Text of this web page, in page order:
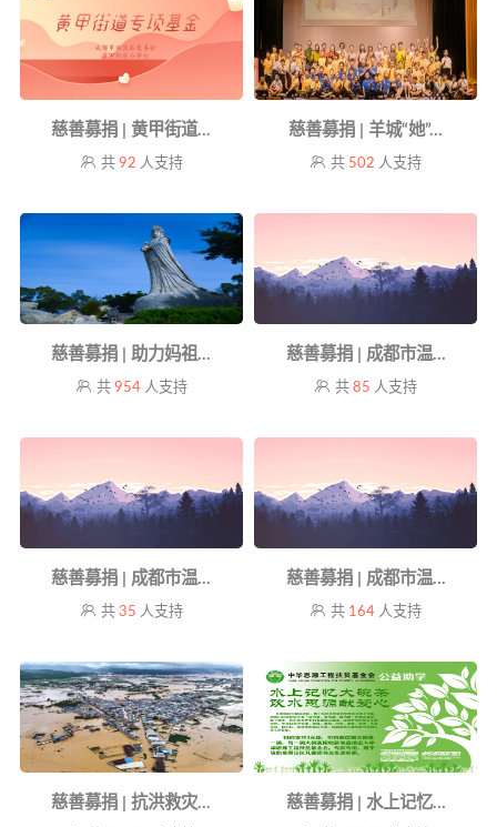
慈善募捐 | 黄甲街道...
共 92 人支持
慈善募捐 | 羊城“她”...
共 502 人支持
慈善募捐 | 助力妈祖...
共 954人支持
慈善募捐 | 成都市温...
共85 人支持
慈善募捐 | 成都市温...
共 35 人支持
慈善募捐 | 成都市温...
共 164 人支持
慈善募捐 | 抗洪救灾... 慈善募捐 | 水上记忆...